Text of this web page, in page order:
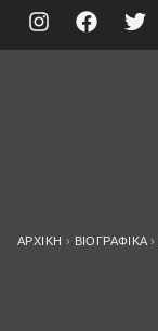
ΑΡΧΙΚΉ › ΒΙΟΓΡΑΦΙΚΆ›